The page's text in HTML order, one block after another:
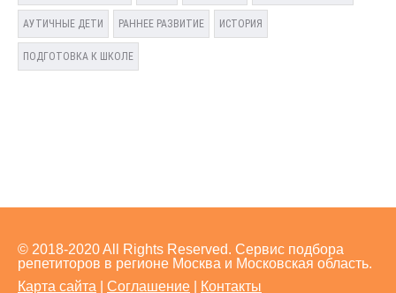
АУТИЧНЫЕ ДЕТИ РАННЕЕ РАЗВИТИЕ ИСТОРИЯ
ПОДГОТОВКА К ШКОЛЕ
© 2018-2020 All Rights Reserved. Сервис подбора
репетиторов в регионе Москва и Московская область.
Карта сайта
Соглашение Контакты